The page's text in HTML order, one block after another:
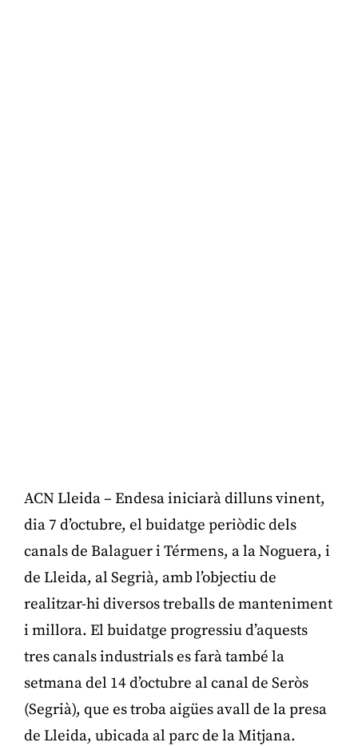
ACN Lleida – Endesa iniciarà dilluns vinent,
dia 7 d’octubre, el buidatge periòdic dels
canals de Balaguer i Térmens, a la Noguera, i
de Lleida, al Segrià, amb l’objectiu de
realitzar-hi diversos treballs de manteniment
i millora. El buidatge progressiu d’aquests
tres canals industrials es farà també la
setmana del 14 d’octubre al canal de Seròs
(Segrià), que es troba aigües avall de la presa
de Lleida, ubicada al parc de la Mitjana.